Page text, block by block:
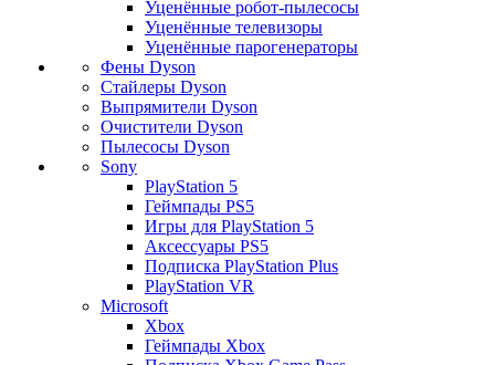
Уценённые робот-пылесосы
Уценённые телевизоры
Уценённые парогенераторы
Фены Dyson
Стайлеры Dyson
Выпрямители Dyson
Очистители Dyson
Пылесосы Dyson
Sony
PlayStation 5
Геймпады PS5
Игры для PlayStation 5
Аксессуары PS5
Подписка PlayStation Plus
PlayStation VR
Microsoft
Xbox
Геймпады Xbox